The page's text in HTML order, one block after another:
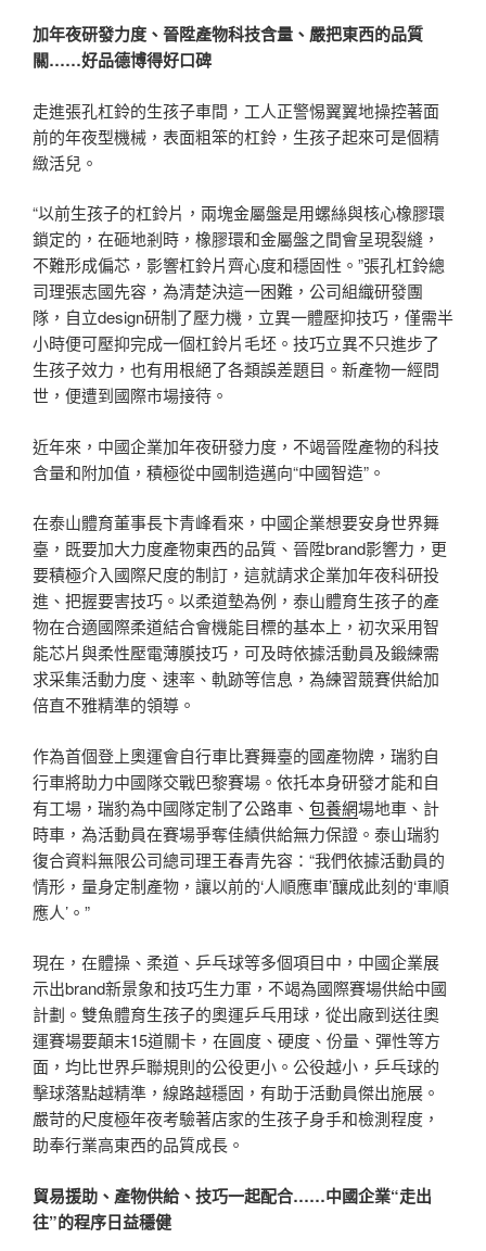
加年夜研發力度、晉陞產物科技含量、嚴把東西的品質
關……好品德博得好口碑
走進張孔杠鈴的生孩子車間，工人正警惕翼翼地操控著面
前的年夜型機械，表面粗笨的杠鈴，生孩子起來可是個精
緻活兒。
“以前生孩子的杠鈴片，兩塊金屬盤是用螺絲與核心橡膠環
鎖定的，在砸地剎時，橡膠環和金屬盤之間會呈現裂縫，
不難形成偏芯，影響杠鈴片齊心度和穩固性。”張孔杠鈴總
司理張志國先容，為清楚決這一困難，公司組織研發團
隊，自立design研制了壓力機，立異一體壓抑技巧，僅需半
小時便可壓抑完成一個杠鈴片毛坯。技巧立異不只進步了
生孩子效力，也有用根絕了各類誤差題目。新產物一經問
世，便遭到國際市場接待。
近年來，中國企業加年夜研發力度，不竭晉陞產物的科技
含量和附加值，積極從中國制造邁向“中國智造”。
在泰山體育董事長卞青峰看來，中國企業想要安身世界舞
臺，既要加大力度產物東西的品質、晉陞brand影響力，更
要積極介入國際尺度的制訂，這就請求企業加年夜科研投
進、把握要害技巧。以柔道墊為例，泰山體育生孩子的產
物在合適國際柔道結合會機能目標的基本上，初次采用智
能芯片與柔性壓電薄膜技巧，可及時依據活動員及鍛練需
求采集活動力度、速率、軌跡等信息，為練習競賽供給加
倍直不雅精準的領導。
作為首個登上奧運會自行車比賽舞臺的國產物牌，瑞豹自
行車將助力中國隊交戰巴黎賽場。依托本身研發才能和自
有工場，瑞豹為中國隊定制了公路車、 包養網場地車、計
時車，為活動員在賽場爭奪佳績供給無力保證。泰山瑞豹
復合資料無限公司總司理王春青先容：“我們依據活動員的
情形，量身定制產物，讓以前的‘人順應車’釀成此刻的‘車順
應人’。”
現在，在體操、柔道、乒乓球等多個項目中，中國企業展
示出brand新景象和技巧生力軍，不竭為國際賽場供給中國
計劃。雙魚體育生孩子的奧運乒乓用球，從出廠到送往奧
運賽場要顛末15道關卡，在圓度、硬度、份量、彈性等方
面，均比世界乒聯規則的公役更小。公役越小，乒乓球的
擊球落點越精準，線路越穩固，有助于活動員傑出施展。
嚴苛的尺度極年夜考驗著店家的生孩子身手和檢測程度，
助奉行業高東西的品質成長。
貿易援助、產物供給、技巧一起配合……中國企業“走出
往”的程序日益穩健